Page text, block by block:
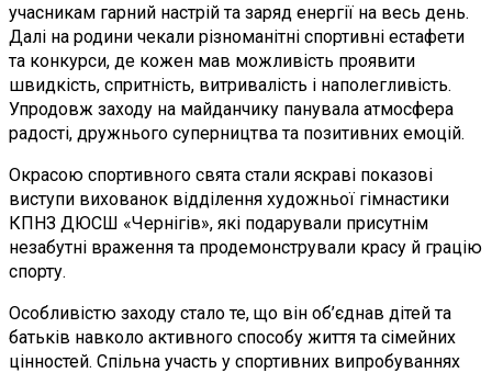
учасникам гарний настрій та заряд енергії на весь день.
Далі на родини чекали різноманітні спортивні естафети
та конкурси, де кожен мав можливість проявити
швидкість, спритність, витривалість і наполегливість.
Упродовж заходу на майданчику панувала атмосфера
радості, дружнього суперництва та позитивних емоцій.
Окрасою спортивного свята стали яскраві показові
виступи вихованок відділення художньої гімнастики
КПНЗ ДЮСШ «Чернігів», які подарували присутнім
незабутні враження та продемонстрували красу й грацію
спорту.
Особливістю заходу стало те, що він об’єднав дітей та
батьків навколо активного способу життя та сімейних
цінностей. Спільна участь у спортивних випробуваннях